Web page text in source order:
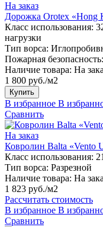
На заказ
Дорожка Orotex «Hong
Класс использования:
нагрузки
Тип ворса:
Пожарная безопасность:
Наличие товара: На
1 800 руб./м2
Купить
В избранное В
Сравнить
На заказ
Ковролин Balta «Vento
Класс использования:
Тип ворса: Разрезной
Наличие товара: На
1 823 руб./м2
Рассчитать стоимость
В избранное В
Сравнить